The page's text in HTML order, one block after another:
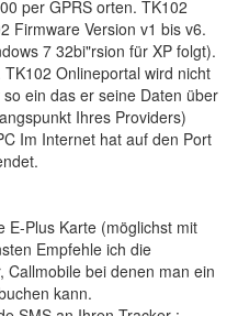
per GPRS orten. TK102
Firmware Version v1 bis v6.
7 32bi"rsion für XP folgt).
Onlineportal wird nicht
ein das er seine Daten über
Ihres Providers)
Im Internet hat auf den Port
E-Plus Karte (möglichst mit
Empfehle ich die
Callmobile bei denen man ein
kann.